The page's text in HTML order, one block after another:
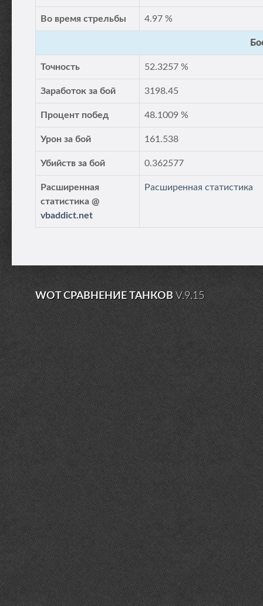
Во время стрельбы 4.97 %
Точность 52.3257 %
Заработок за бой 3198.45
Процент побед 48.1009 %
Урон за бой 161.538
Убийств за бой 0.362577
Расширенная
статистика @
vbaddict.net
Расширенная статистика
WOT СРАВНЕНИЕ ТАНКОВ V.9.15